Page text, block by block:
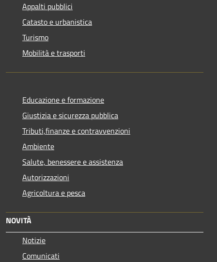
Appalti pubblici
Catasto e urbanistica
Turismo
Mobilità e trasporti
Educazione e formazione
Giustizia e sicurezza pubblica
Tributi,finanze e contravvenzioni
Ambiente
Salute, benessere e assistenza
Autorizzazioni
Agricoltura e pesca
NOVITÀ
Notizie
Comunicati